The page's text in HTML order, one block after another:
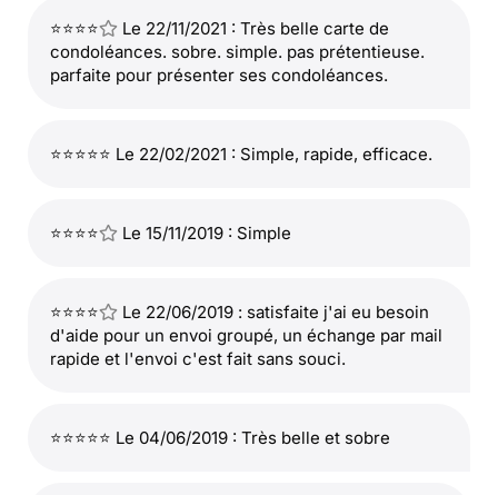
⭐⭐⭐⭐
Le 22/11/2021 : Très belle carte de
condoléances. sobre. simple. pas prétentieuse.
parfaite pour présenter ses condoléances.
⭐⭐⭐⭐⭐ Le 22/02/2021 : Simple, rapide, efficace.
⭐⭐⭐⭐ Le 15/11/2019 : Simple
⭐⭐⭐⭐
Le 22/06/2019 : satisfaite j'ai eu besoin
d'aide pour un envoi groupé, un échange par mail
rapide et l'envoi c'est fait sans souci.
⭐⭐⭐⭐⭐ Le 04/06/2019 : Très belle et sobre